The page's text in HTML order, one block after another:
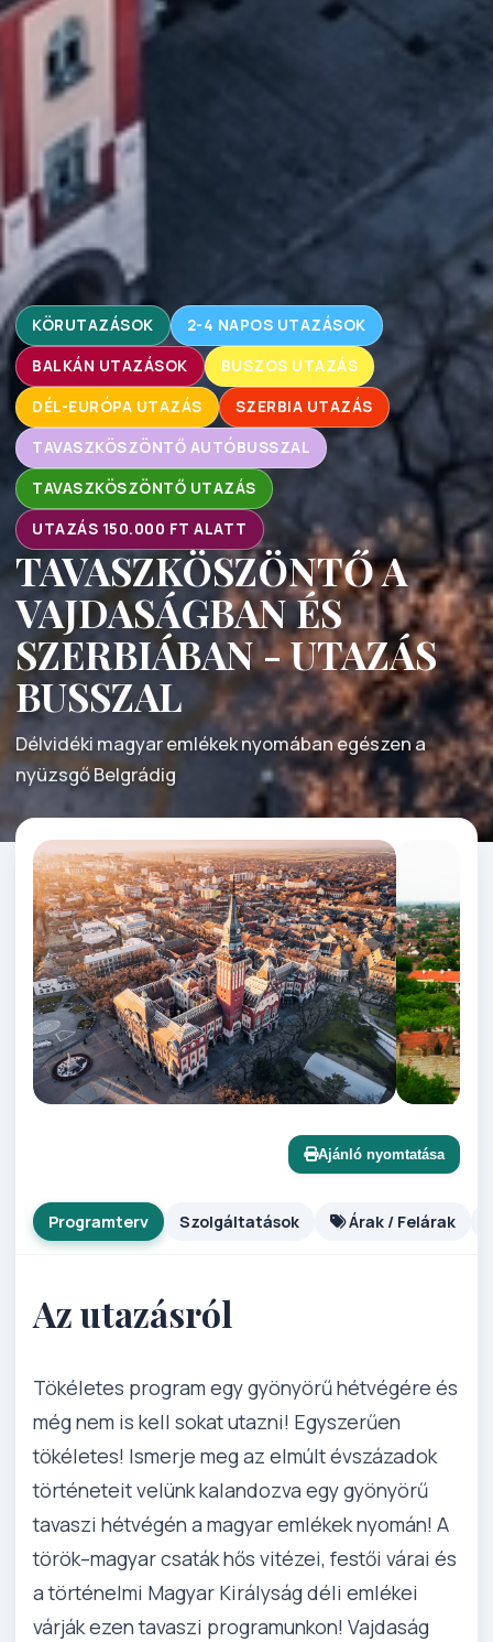
KÖRUTAZÁSOK 2-4 NAPOS UTAZÁSOK
BALKÁN UTAZÁSOK BUSZOS UTAZÁS
DÉL-EURÓPA UTAZÁS SZERBIA UTAZÁS
TAVASZKÖSZÖNTŐ AUTÓBUSSZAL
TAVASZKÖSZÖNTŐ UTAZÁS
UTAZÁS 150.000 FT ALATT
TAVASZKÖSZÖNTŐ A
VAJDASÁGBAN ÉS
SZERBIÁBAN - UTAZÁS
BUSSZAL
Délvidéki magyar emlékek nyomában egészen a
nyüzsgő Belgrádig
Ajánló nyomtatása
Programterv Szolgáltatások Árak / Felárak
Az utazásról
Tökéletes program egy gyönyörű hétvégére és
még nem is kell sokat utazni! Egyszerűen
tökéletes! Ismerje meg az elmúlt évszázadok
történeteit velünk kalandozva egy gyönyörű
tavaszi hétvégén a magyar emlékek nyomán! A
török–magyar csaták hős vitézei, festői várai és
a történelmi Magyar Királyság déli emlékei
várják ezen tavaszi programunkon! Vajdaság